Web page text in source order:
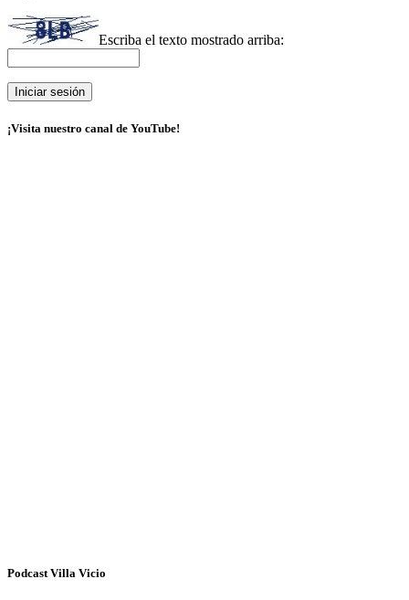
Escriba el texto mostrado arriba:
¡Visita nuestro canal de YouTube!
Podcast Villa Vicio